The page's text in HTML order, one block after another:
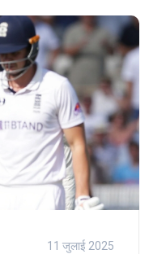
11 जुलाई 2025